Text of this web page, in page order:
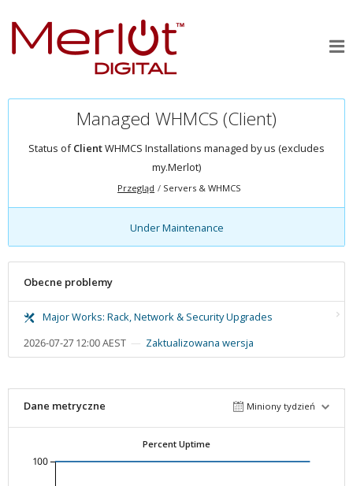
Managed WHMCS (Client)
Status ofClientWHMCS Installations managed by us (excludes
my.Merlot)
Przegląd Servers & WHMCS
Under Maintenance
Obecne problemy
Major Works: Rack, Network & Security Upgrades
2026-07-27 12:00 AEST
Zaktualizowana wersja
Dane metryczne Miniony tydzień
Percent Uptime
100